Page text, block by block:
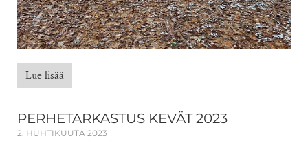
Lue lisää
PERHETARKASTUS KEVÄT 2023
2. HUHTIKUUTA 2023